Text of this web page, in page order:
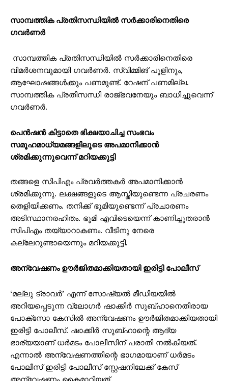
സാമ്പത്തിക പ്രതിസന്ധിയിൽ സർക്കാരിനെതിരെ
ഗവർണർ
സാമ്പത്തിക പ്രതിസന്ധിയിൽ സർക്കാരിനെതിരെ
വിമർശനവുമായി ഗവർണർ. സ്വിമ്മിങ് പൂളിനും,
ആഘോഷങ്ങൾക്കും പണമുണ്ട്. റേഷന് പണമില്ല.
സാമ്പത്തിക പ്രതിസന്ധി രാജ്ഭവനേയും ബാധിച്ചുവെന്ന്
ഗവർണർ.
പെൻഷൻ കിട്ടാതെ ഭിക്ഷയാചിച്ച സംഭവം
സമൂഹമാധ്യമങ്ങളിലൂടെ അപമാനിക്കാൻ
ശ്രമിക്കുന്നുവെന്ന് മറിയക്കുട്ടി
തങ്ങളെ സിപിഎം പ്രവർത്തകർ അപമാനിക്കാൻ
ശ്രമിക്കുന്നു. ലക്ഷങ്ങളുടെ ആസ്തിയുണ്ടെന്ന പ്രചരണം
തെളിയിക്കണം. തനിക്ക് ഭൂമിയുണ്ടെന്ന് പ്രചാരണം
അടിസ്ഥാനരഹിതം. ഭൂമി എവിടെയെന്ന് കാണിച്ചുതരാൻ
സിപിഎം തയ്യാറാകണം. വീടിനു നേരെ
കല്ലേറുണ്ടായെന്നും മറിയക്കുട്ടി.
അന്വേഷണം ഊർജിതമാക്കിയതായി ഇരിട്ടി പോലീസ്
‘മല്ലു ട്രാവർ’ എന്ന് സോഷ്യൽ മീഡിയയിൽ
അറിയപ്പെടുന്ന വ്ലോഗർ ഷാക്കിർ സുബ്ഹാനെതിരായ
പോക്സോ കേസിൽ അന്വേഷണം ഊർജിതമാക്കിയതായി
ഇരിട്ടി പോലീസ്. ഷാക്കിർ സുബ്ഹാന്റെ ആദ്യ
ഭാര്യയാണ് ധർമടം പോലീസിന് പരാതി നൽകിയത്.
എന്നാൽ അന്വേഷണത്തിന്റെ ഭാഗമായാണ് ധർമടം
പോലീസ് ഇരിട്ടി പോലീസ് സ്റ്റേഷനിലേക്ക് കേസ്